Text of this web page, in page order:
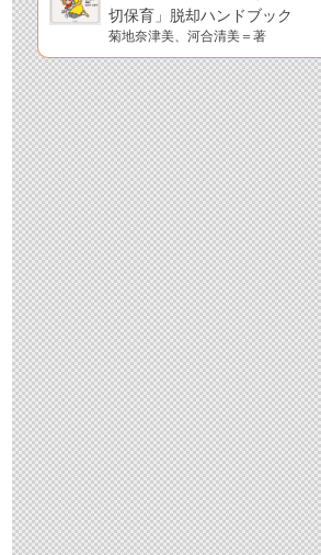
切保育」脱却ハンドブック
菊地奈津美、河合清美＝著